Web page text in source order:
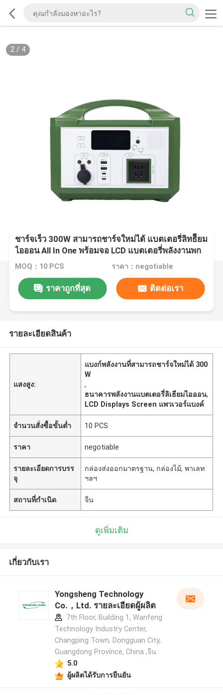
2/ 4
ชาร์จเร็ว 300W สามารถชาร์จใหม่ได้ แบตเตอรี่ลิทธิียม
ไอออน All In One พร้อมจอ LCD แบตเตอรี่พลังงานพก
พาสําหรับ Drone UAV
MOQ：10 PCS ราคา：negotiable
ราคาถูกที่สุด ติดต่อเรา
รายละเอียดสินค้า
แสงสูง:
แบงก์พลังงานที่สามารถชาร์จใหม่ได้ 300
W
,
ธนาคารพลังงานแบตเตอรี่ลิเธียมไอออน,
LCD Displays Screen แพวเวอร์แบงค์
จำนวนสั่งซื้อขั้นต่ำ 10 PCS
ราคา negotiable
รายละเอียดการบรร
จุ
กล่องส่งออกมาตรฐาน, กล่องไม้, พาเลท
ฯลฯ
สถานที่กำเนิด จีน
ดูเพิ่มเติม
เกี่ยวกับเรา
Yongsheng Technology
Co.，Ltd. รายละเอียดผู้ผลิต
7th Floor, Building 1, Wanfeng
Technology Industry Center,
Changping Town, Dongguan City,
Guangdong Province, China ,จีน
5.0
ผู้ผลิตได้รับการยืนยัน